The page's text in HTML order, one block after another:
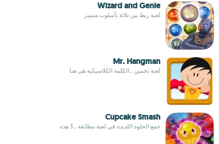
Wizard and Genie
لعبة ربط بين ثلاثة بأسلوب متميز
Mr. Hangman
لعبة تخمين ـ الكلمة الكلاسيكية هي هنا
Cupcake Smash
جمع الحلوة اللذيذة في لعبة مطابقة ـ 3 هذه